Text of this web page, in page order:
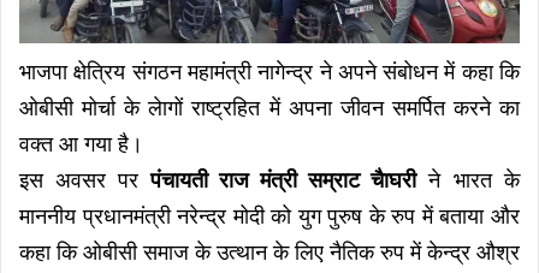
भाजपा क्षेत्रिय संगठन महामंत्री नागेन्द्र ने अपने संबोधन में कहा कि
ओबीसी मोर्चा के लेागों राष्ट्रहित में अपना जीवन समर्पित करने का
वक्त आ गया है।
इस अवसर परपंचायती राज मंत्री सम्राट चैाघरीने भारत के
माननीय प्रधानमंत्री नरेन्द्र मोदी को युग पुरुष के रुप में बताया और
कहा कि ओबीसी समाज के उत्थान के लिए नैतिक रुप में केन्द्र औश्र